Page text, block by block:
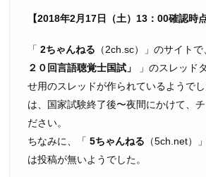
【2018年2月17日（土）13：00確認時点
「 2ちゃんねる （2ch.sc）」のサイトで
２０回言語聴覚士国試
」のスレッド
せ用のスレッドが作られているようで
は、国家試験終了後〜夜間にかけて、
ださい。
ちなみに、「 5ちゃんねる （5ch.net）
は投稿が無いようでした。